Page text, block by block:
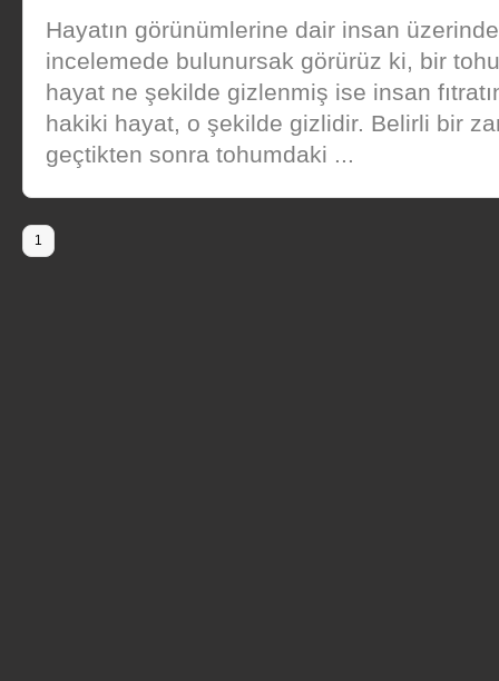
Hayatın görünümlerine dair insan üzerinde
incelemede bulunursak görürüz ki, bir
hayat ne şekilde gizlenmiş ise insan
hakiki hayat, o şekilde gizlidir. Belirli bir
geçtikten sonra tohumdaki ...
1